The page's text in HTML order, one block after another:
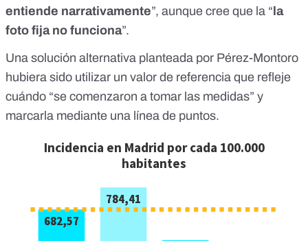
entiende narrativamente”, aunque cree que la “ la
foto fija no funciona”.
Una solución alternativa planteada por Pérez-Montoro
hubiera sido utilizar un valor de referencia que refleje
cuándo “se comenzaron a tomar las medidas” y
marcarla mediante una línea de puntos.